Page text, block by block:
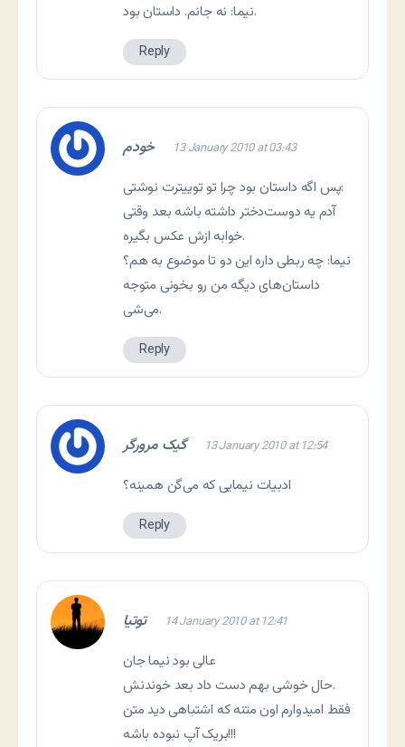
نیما: نه جانم. داستان بود.
Reply
خودم 13 January 2010 at 03:43
پس اگه داستان بود چرا تو توییترت نوشتی:
آدم یه دوست‌دختر داشته باشه بعد وقتی
خوابه ازش عکس بگیره.
نیما: چه ربطی داره این دو تا موضوع به هم؟
داستان‌های دیگه من رو بخونی متوجه
می‌شی.
Reply
گیک مرورگر 13 January 2010 at 12:54
ادبیات نیمایی که می‌گن همینه؟
Reply
توتیا 14 January 2010 at 12:41
عالی بود نیما جان
حال خوشی بهم دست داد بعد خوندنش.
فقط امیدوارم اون متنه که اشتباهی دید متن
بریک آپ نبوده باشه!!!